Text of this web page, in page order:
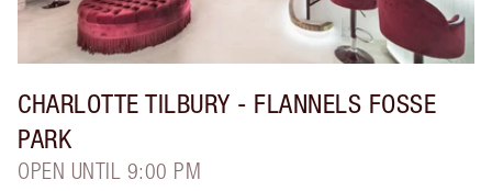
CHARLOTTE TILBURY - FLANNELS FOSSE
PARK
OPEN UNTIL 9:00 PM